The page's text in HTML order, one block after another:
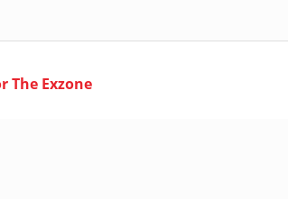
The Exzone